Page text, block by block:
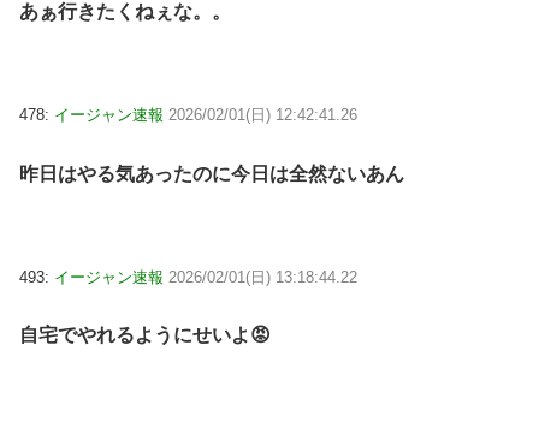
あぁ行きたくねぇな。。
478: イージャン速報 2026/02/01(日) 12:42:41.26
昨日はやる気あったのに今日は全然ないあん
493: イージャン速報 2026/02/01(日) 13:18:44.22
自宅でやれるようにせいよ😡